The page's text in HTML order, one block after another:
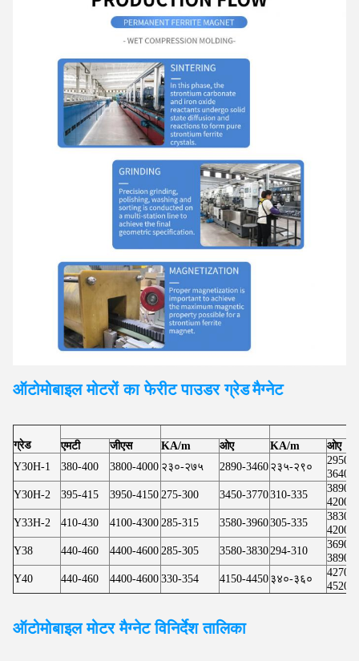
ऑटोमोबाइल मोटरों का फेरीट पाउडर ग्रेडमैग्नेट
ग्रेड एमटी जीएस KA/m ओए KA/m
ओए
Y30H-1
380-400 3800-4000 २३०-२७५ 2890-3460 २३५-२९०
2950-
3640
Y30H-2
395-415 3950-4150 275-300 3450-3770310-335
3890-
4200
Y33H-2
410-430 4100-4300 285-315 3580-3960305-335
3830-
4200
Y38
440-460 4400-4600 285-305 3580-3830294-310
3690-
3890
Y40
440-460 4400-4600 330-354 4150-4450 ३४०-३६०
4270-
4520
ऑटोमोबाइल मोटर मैग्नेट विनिर्देश तालिका